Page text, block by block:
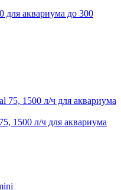
аквариума до 300
1500 л/ч для аквариума